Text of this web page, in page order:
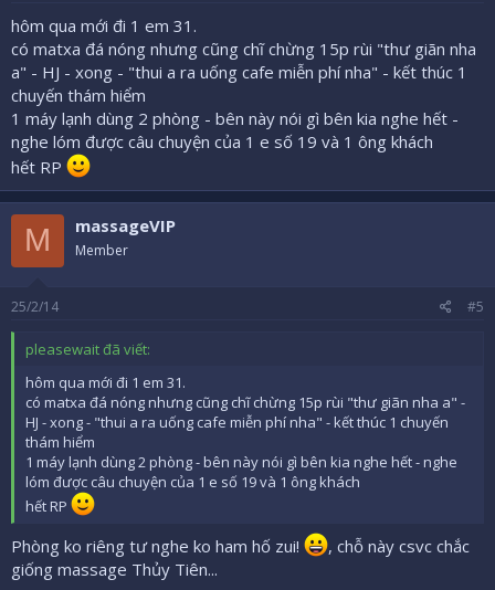
hôm qua mới đi 1 em 31.
có matxa đá nóng nhưng cũng chĩ chừng 15p rùi "thư giãn nha
a" - HJ - xong - "thui a ra uống cafe miễn phí nha" - kết thúc 1
chuyến thám hiểm
1 máy lạnh dùng 2 phòng - bên này nói gì bên kia nghe hết -
nghe lóm được câu chuyện của 1 e số 19 và 1 ông khách
hết RP
M massageVIP
Member
25/2/14 #5
pleasewait đã viết:
hôm qua mới đi 1 em 31.
có matxa đá nóng nhưng cũng chĩ chừng 15p rùi "thư giãn nha a" -
HJ - xong - "thui a ra uống cafe miễn phí nha" - kết thúc 1 chuyến
thám hiểm
1 máy lạnh dùng 2 phòng - bên này nói gì bên kia nghe hết - nghe
lóm được câu chuyện của 1 e số 19 và 1 ông khách
hết RP
Phòng ko riêng tư nghe ko ham hố zui!
, chỗ này csvc chắc
giống massage Thủy Tiên...